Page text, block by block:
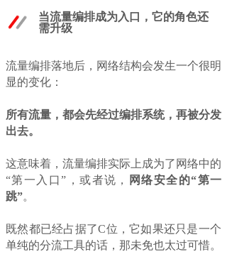
当流量编排成为入口，它的角色还
需升级
流量编排落地后，网络结构会发生一个很明
显的变化：
所有流量，都会先经过编排系统，再被分发
出去。
这意味着，流量编排实际上成为了网络中的
“第一入口”，或者说，
网络安全的“第一
跳”。
既然都已经占据了C位，它如果还只是一个
单纯的分流工具的话，那未免也太过可惜。